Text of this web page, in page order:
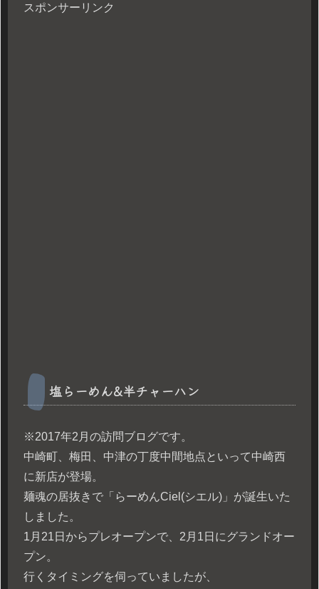
スポンサーリンク
塩らーめん&半チャーハン
※2017年2月の訪問ブログです。
中崎町、梅田、中津の丁度中間地点といって中崎西
に新店が登場。
麺魂の居抜きで「らーめんCiel(シエル)」が誕生いた
しました。
1月21日からプレオープンで、2月1日にグランドオー
プン。
行くタイミングを伺っていましたが、